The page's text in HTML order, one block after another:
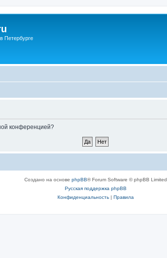
Петербурге
конференцией?
Создано на основе phpBB® Forum Software © phpBB Limited
Русская поддержка phpBB
Конфиденциальность| Правила